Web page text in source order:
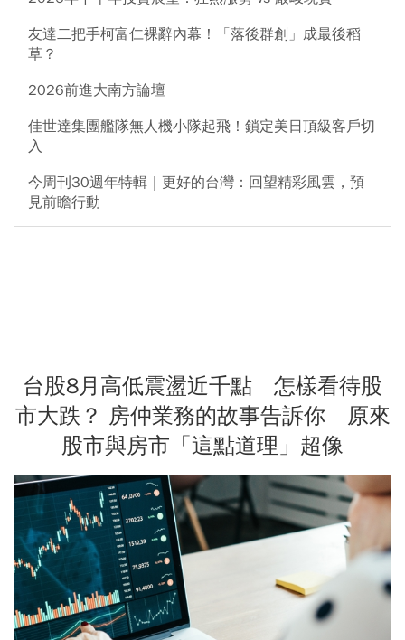
友達二把手柯富仁裸辭內幕！「落後群創」成最後稻
草？
2026前進大南方論壇
佳世達集團艦隊無人機小隊起飛！鎖定美日頂級客戶切
入
今周刊30週年特輯｜更好的台灣：回望精彩風雲，預
見前瞻行動
台股8月高低震盪近千點 怎樣看待股
市大跌？ 房仲業務的故事告訴你 原來
股市與房市「這點道理」超像